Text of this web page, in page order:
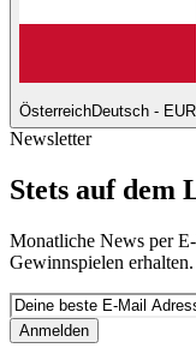
ÖsterreichDeutsch - EUR
Newsletter
Stets auf dem
Monatliche News per
Gewinnspielen
Anmelden